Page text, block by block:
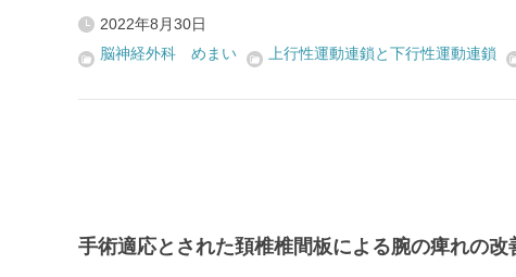
2022年8月30日
脳神経外科 めまい
上行性運動連鎖と下行性運動連鎖
手術適応とされた頚椎椎間板による腕の痺れの改